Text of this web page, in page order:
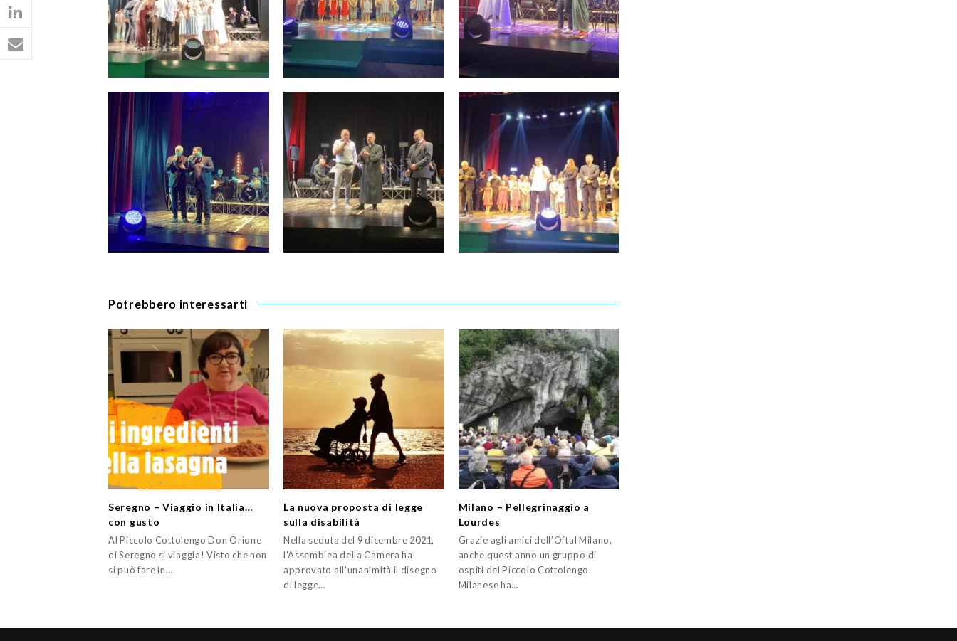
Potrebbero interessarti
Seregno – Viaggio in Italia…
con gusto
Al Piccolo Cottolengo Don Orione
di Seregno si viaggia! Visto che non
si può fare in…
La nuova proposta di legge
sulla disabilità
Nella seduta del 9 dicembre 2021,
l'Assemblea della Camera ha
approvato all'unanimità il disegno
di legge…
Milano – Pellegrinaggio a
Lourdes
Grazie agli amici dell’Oftal Milano,
anche quest’anno un gruppo di
ospiti del Piccolo Cottolengo
Milanese ha…